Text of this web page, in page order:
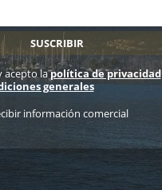
acepto lapolítica de privacidad
generales
información comercial